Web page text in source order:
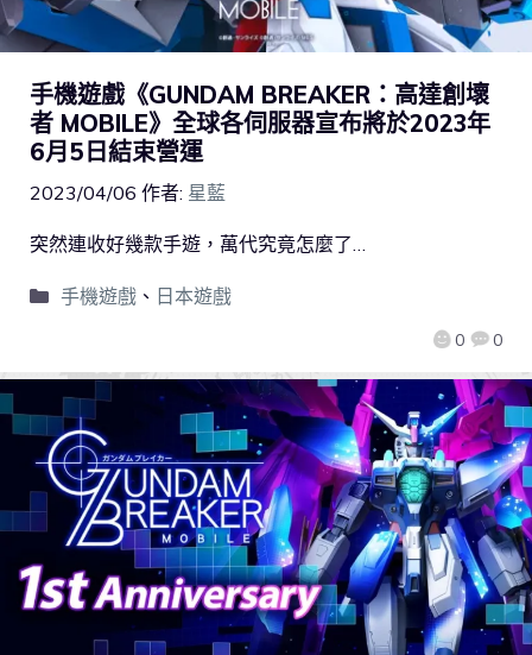
手機遊戲《GUNDAM BREAKER：高達創壞
者 MOBILE》全球各伺服器宣布將於2023年
6月5日結束營運
2023/04/06 作者: 星藍
0 0
突然連收好幾款手遊，萬代究竟怎麼了…
手機遊戲、 日本遊戲